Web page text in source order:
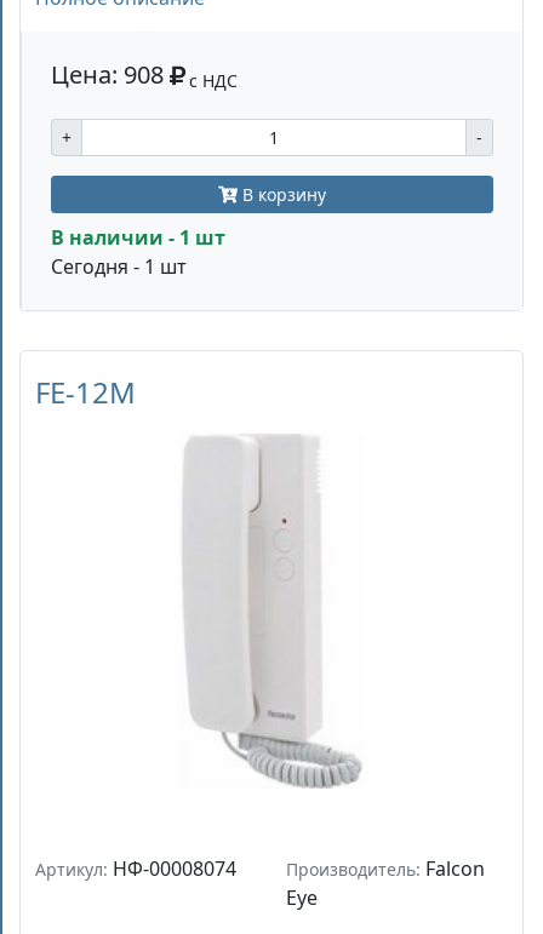
Цена: 908 с НДС
+ -
В корзину
В наличии - 1 шт
Сегодня - 1 шт
FE-12M
Артикул: НФ-00008074 Производитель: Falcon
Eye